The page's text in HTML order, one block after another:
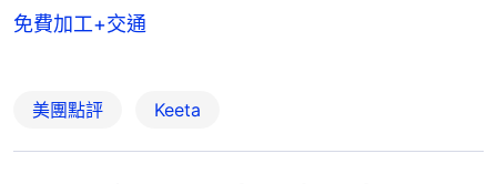
免費加工+交通
美團點評 Keeta